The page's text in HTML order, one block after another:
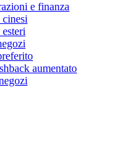
e finanza
aumentato